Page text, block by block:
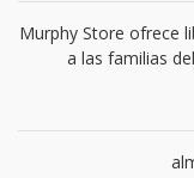
Murphy Store ofrece
a las familias